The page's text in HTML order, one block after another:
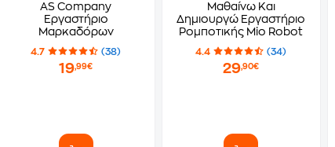
AS Company
Εργαστήριο
Μαρκαδόρων
4.7 (38)
19,99€
Μαθαίνω Και
Δημιουργώ Εργαστήριο
Ρομποτικής Mio Robot
4.4 (34)
29,90€